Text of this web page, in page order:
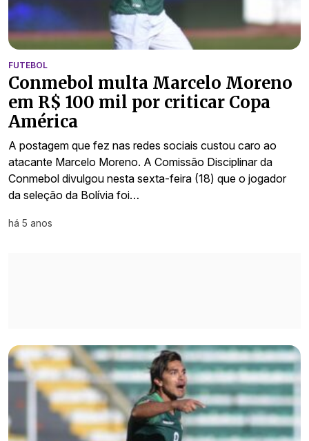
FUTEBOL
Conmebol multa Marcelo Moreno
em R$ 100 mil por criticar Copa
América
A postagem que fez nas redes sociais custou caro ao
atacante Marcelo Moreno. A Comissão Disciplinar da
Conmebol divulgou nesta sexta-feira (18) que o jogador
da seleção da Bolívia foi…
há 5 anos